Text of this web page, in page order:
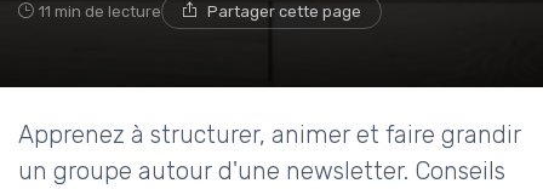
11 min de lecture Partager cette page
Apprenez à structurer, animer et faire grandir
un groupe autour d'une newsletter. Conseils